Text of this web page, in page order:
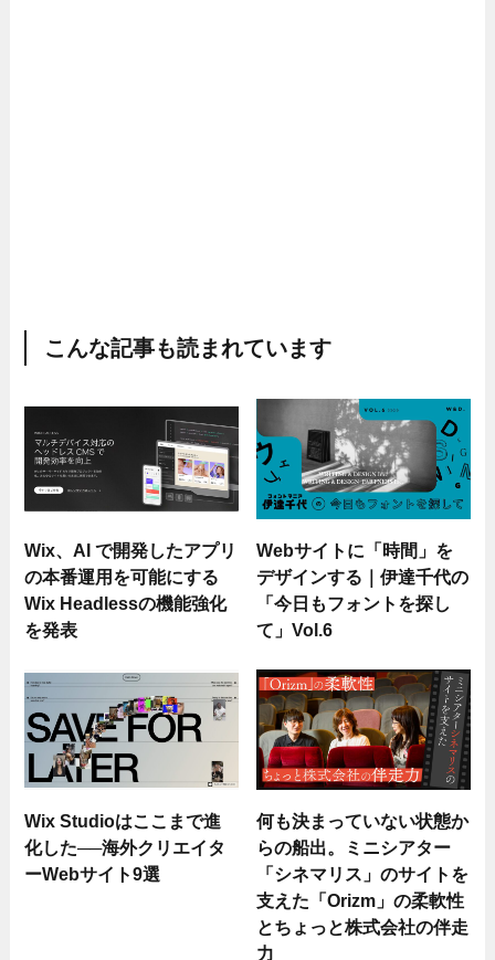
こんな記事も読まれています
Wix、AI で開発したアプリ
の本番運用を可能にする
Wix Headlessの機能強化
を発表
Webサイトに「時間」を
デザインする｜伊達千代の
「今日もフォントを探し
て」Vol.6
Wix Studioはここまで進
化した──海外クリエイタ
ーWebサイト9選
何も決まっていない状態か
らの船出。ミニシアター
「シネマリス」のサイトを
支えた「Orizm」の柔軟性
とちょっと株式会社の伴走
力